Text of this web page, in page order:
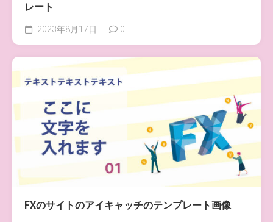
レート
2023年8月17日 0
FXのサイトのアイキャッチのテンプレート画像